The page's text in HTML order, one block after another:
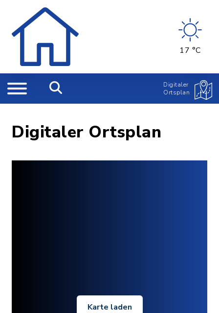
17 °C
Digitaler
Ortsplan
Digitaler Ortsplan
Karte laden